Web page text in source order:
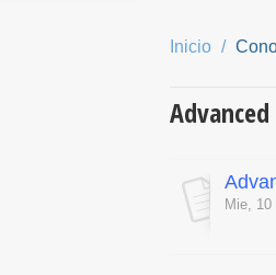
Inicio
Mie,